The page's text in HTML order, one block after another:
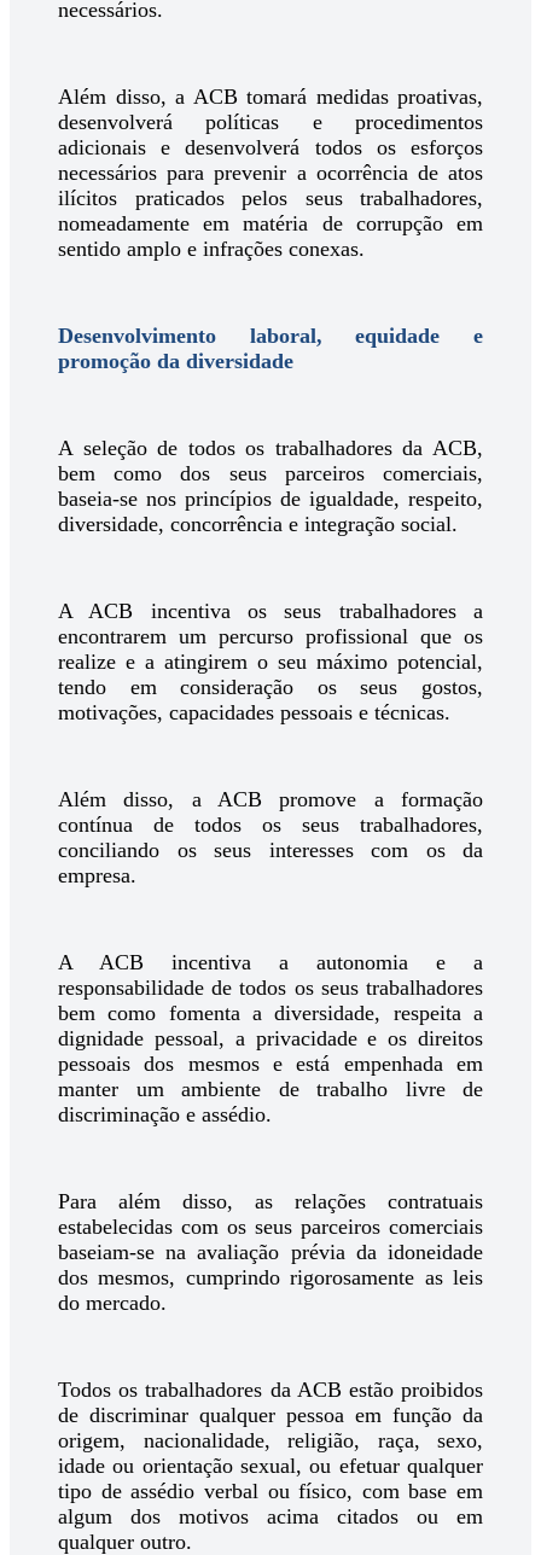
necessários.
Além disso, a ACB tomará medidas proativas,
desenvolverá políticas e procedimentos
adicionais e desenvolverá todos os esforços
necessários para prevenir a ocorrência de atos
ilícitos praticados pelos seus trabalhadores,
nomeadamente em matéria de corrupção em
sentido amplo e infrações conexas.
Desenvolvimento laboral, equidade e
promoção da diversidade
A seleção de todos os trabalhadores da ACB,
bem como dos seus parceiros comerciais,
baseia-se nos princípios de igualdade, respeito,
diversidade, concorrência e integração social.
A ACB incentiva os seus trabalhadores a
encontrarem um percurso profissional que os
realize e a atingirem o seu máximo potencial,
tendo em consideração os seus gostos,
motivações, capacidades pessoais e técnicas.
Além disso, a ACB promove a formação
contínua de todos os seus trabalhadores,
conciliando os seus interesses com os da
empresa.
A ACB incentiva a autonomia e a
responsabilidade de todos os seus trabalhadores
bem como fomenta a diversidade, respeita a
dignidade pessoal, a privacidade e os direitos
pessoais dos mesmos e está empenhada em
manter um ambiente de trabalho livre de
discriminação e assédio.
Para além disso, as relações contratuais
estabelecidas com os seus parceiros comerciais
baseiam-se na avaliação prévia da idoneidade
dos mesmos, cumprindo rigorosamente as leis
do mercado.
Todos os trabalhadores da ACB estão proibidos
de discriminar qualquer pessoa em função da
origem, nacionalidade, religião, raça, sexo,
idade ou orientação sexual, ou efetuar qualquer
tipo de assédio verbal ou físico, com base em
algum dos motivos acima citados ou em
qualquer outro.